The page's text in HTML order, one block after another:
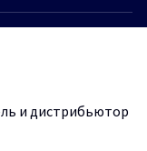
одного
и дистрибьютор